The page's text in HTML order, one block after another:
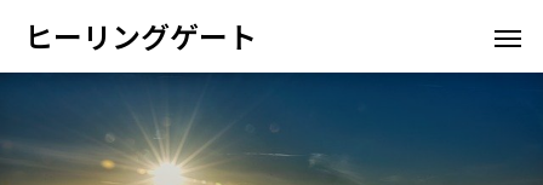
ヒーリングゲート